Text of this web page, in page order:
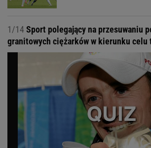
1/14Sport polegający na przesuwaniu
granitowych ciężarków w kierunku celu